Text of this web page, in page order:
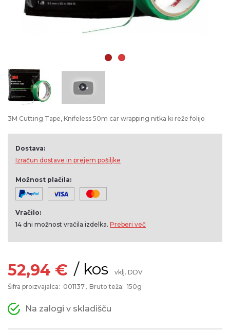
3M Cutting Tape, Knifeless 50m car wrapping nitka ki reže folijo
Dostava:
Izračun dostave in prejem pošiljke
Možnost plačila:
Vračilo:
14 dni možnost vračila izdelka. Preberi več
52,94 € / kos
vklj. DDV
Šifra proizvajalca: 001137 Bruto teža: 150g
Na zalogi v skladišču